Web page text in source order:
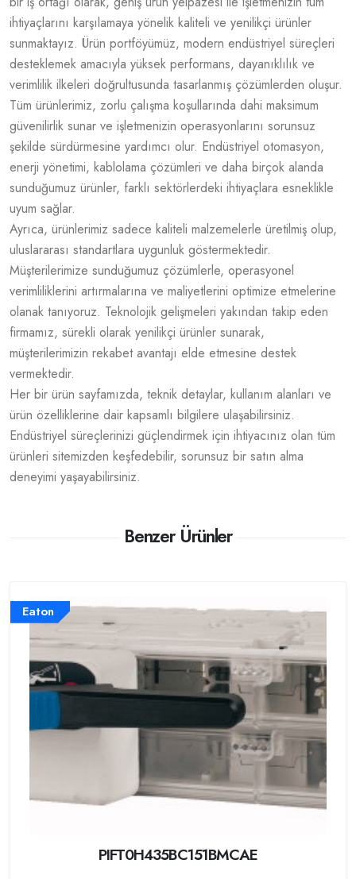
ihtiyaçlarını karşılamaya yönelik kaliteli ve yenilikçi ürünler
sunmaktayız. Ürün portföyümüz, modern endüstriyel süreçleri
desteklemek amacıyla yüksek performans, dayanıklılık ve
verimlilik ilkeleri doğrultusunda tasarlanmış çözümlerden oluşur.
Tüm ürünlerimiz, zorlu çalışma koşullarında dahi maksimum
güvenilirlik sunar ve işletmenizin operasyonlarını sorunsuz
şekilde sürdürmesine yardımcı olur. Endüstriyel otomasyon,
enerji yönetimi, kablolama çözümleri ve daha birçok alanda
sunduğumuz ürünler, farklı sektörlerdeki ihtiyaçlara esneklikle
uyum sağlar.
Ayrıca, ürünlerimiz sadece kaliteli malzemelerle üretilmiş olup,
uluslararası standartlara uygunluk göstermektedir.
Müşterilerimize sunduğumuz çözümlerle, operasyonel
verimliliklerini artırmalarına ve maliyetlerini optimize etmelerine
olanak tanıyoruz. Teknolojik gelişmeleri yakından takip eden
firmamız, sürekli olarak yenilikçi ürünler sunarak,
müşterilerimizin rekabet avantajı elde etmesine destek
vermektedir.
Her bir ürün sayfamızda, teknik detaylar, kullanım alanları ve
ürün özelliklerine dair kapsamlı bilgilere ulaşabilirsiniz.
Endüstriyel süreçlerinizi güçlendirmek için ihtiyacınız olan tüm
ürünleri sitemizden keşfedebilir, sorunsuz bir satın alma
deneyimi yaşayabilirsiniz.
Benzer Ürünler
Eaton
PIFT0H435BC151BMCAE